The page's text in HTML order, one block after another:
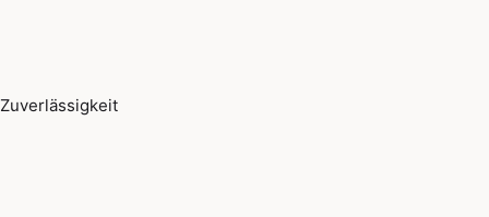
Zuverlässigkeit